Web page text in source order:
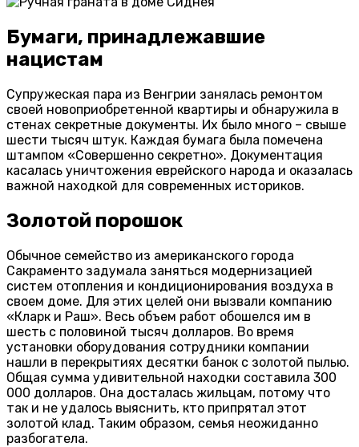
Бумаги, принадлежавшие
нацистам
Супружеская пара из Венгрии занялась ремонтом
своей новоприобретенной квартиры и обнаружила в
стенах секретные документы. Их было много – свыше
шести тысяч штук. Каждая бумага была помечена
штампом «Совершенно секретно». Документация
касалась уничтожения еврейского народа и оказалась
важной находкой для современных историков.
Золотой порошок
Обычное семейство из американского города
Сакраменто задумала заняться модернизацией
систем отопления и кондиционирования воздуха в
своем доме. Для этих целей они вызвали компанию
«Кларк и Раш». Весь объем работ обошелся им в
шесть с половиной тысяч долларов. Во время
установки оборудования сотрудники компании
нашли в перекрытиях десятки банок с золотой пылью.
Общая сумма удивительной находки составила 300
000 долларов. Она досталась жильцам, потому что
так и не удалось выяснить, кто припрятал этот
золотой клад. Таким образом, семья неожиданно
разбогатела.